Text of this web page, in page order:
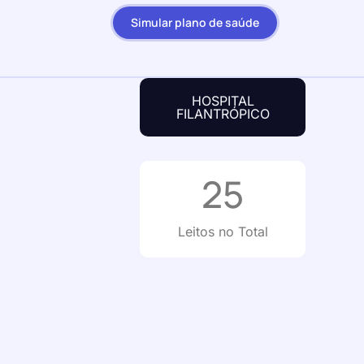
Simular plano de saúde
HOSPITAL
FILANTRÓPICO
Leitos no Total
25